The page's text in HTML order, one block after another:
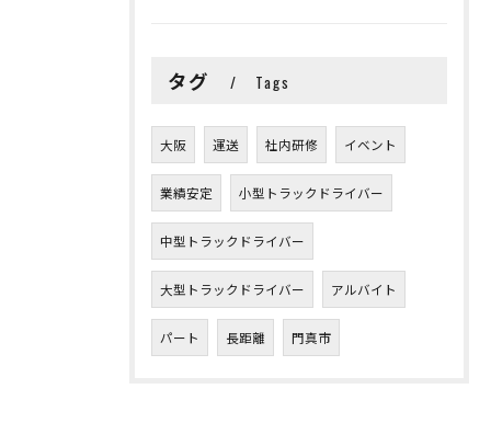
タグ Tags
大阪 運送 社内研修 イベント
業績安定 小型トラックドライバー
中型トラックドライバー
大型トラックドライバー アルバイト
パート 長距離 門真市